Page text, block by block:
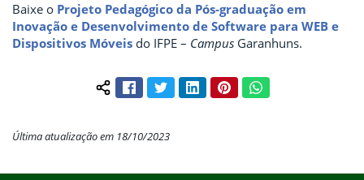
Baixe o Projeto Pedagógico da Pós-graduação em
Inovação e Desenvolvimento de Software para WEB e
Dispositivos Móveis do IFPE – Campus Garanhuns.
Compartilhar conteúdo:
FacebookTwitterLinkedInPinterestWhatsApp
Última atualização em 18/10/2023